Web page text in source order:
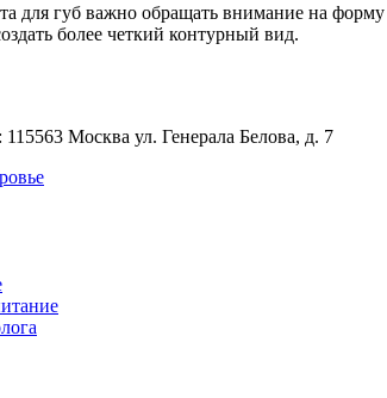
для губ важно обращать внимание на
более четкий контурный вид.
Москва ул. Генерала Белова, д. 7